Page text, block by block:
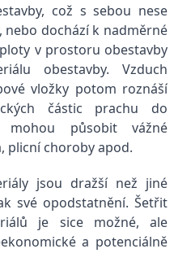
což s sebou nese
nebo dochází k nadměrné
v prostoru obestavby
obestavby. Vzduch
vložky potom roznáší
částic prachu do
mohou působit vážné
plicní choroby apod.
jsou dražší než jiné
své opodstatnění. Šetřit
je sice možné, ale
a potenciálně